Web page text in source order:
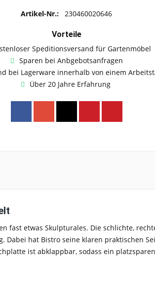
Artikel-Nr.: 230460020646
Vorteile
Speditionsversand für Gartenmöbel
Sparen bei Anbgebotsanfragen
bei Lagerware innerhalb von einem
Über 20 Jahre Erfahrung
fast etwas Skulpturales. Die schlichte,
Dabei hat Bistro seine klaren praktischen
ist abklappbar, sodass ein